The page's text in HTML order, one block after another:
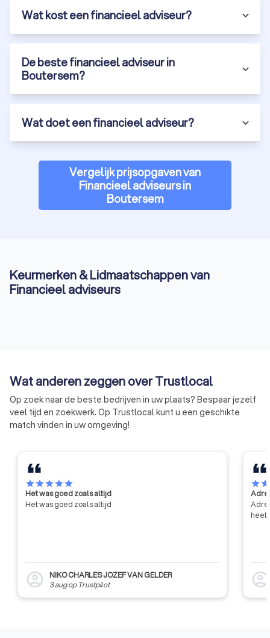
Wat kost een financieel adviseur?
De beste financieel adviseur in
Boutersem?
Wat doet een financieel adviseur?
Vergelijk prijsopgaven van
Financieel adviseurs in
Boutersem
Keurmerken & Lidmaatschappen van
Financieel adviseurs
Wat anderen zeggen over Trustlocal
Op zoek naar de beste bedrijven in uw plaats? Bespaar jezelf
veel tijd en zoekwerk. Op Trustlocal kunt u een geschikte
match vinden in uw omgeving!
starstarstarstarstar
Het was goed zoals altijd
Het was goed zoals altijd
account_circle
NIKO CHARLES JOZEF VAN GELDER
3 augop Trustpilot
starstar
heel
account_circle